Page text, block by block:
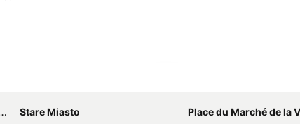
Stare Miasto
Place du Marché de la